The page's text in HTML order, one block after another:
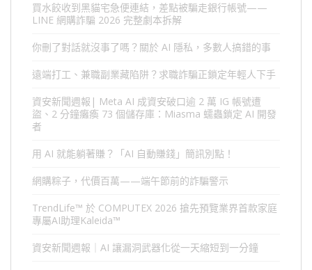
買水餃收到黑貓宅急便連結，差點被騙走銀行帳號——
LINE 網購詐騙 2026 完整劇本拆解
你刪了對話就沒事了嗎？關於 AI 隱私，多數人搞錯的事
遠端打工、兼職副業藏陷阱？求職詐騙正鎖定年輕人下手
資安新聞週報| Meta AI 成資安破口逾 2 萬 IG 帳號遭
盜、2 分鐘癱瘓 73 個儲存庫：Miasma 蠕蟲鎖定 AI 開發
者
用 AI 就能躺著賺？「AI 自動賺錢」簡訊別點！
網購粽子，代價百萬——端午節前的詐騙警示
TrendLife™ 於 COMPUTEX 2026 搶先預覽業界首款家庭
專屬AI助理Kaleida™
資安新聞週報｜AI 讓漏洞武器化從一天縮短到一分鐘